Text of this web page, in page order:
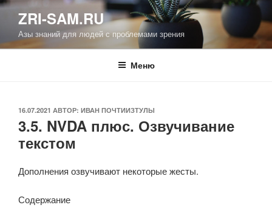
Перейти
содержимому
ZRI-SAM.RU
Азы знаний для людей с проблемами зрения
Меню
ОПУБЛИКОВАНО
16.07.2021 АВТОР: ИВАН ПОЧТИИЗТУЛЫ
3.5. NVDA плюс. Озвучивание
текстом
Дополнения озвучивают некоторые жесты.
Содержание